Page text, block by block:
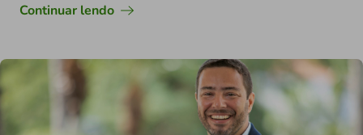
Continuar lendo